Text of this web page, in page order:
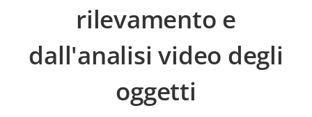
rilevamento e
dall'analisi video degli
oggetti